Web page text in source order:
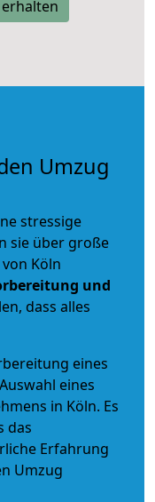
Umzug
stressige
sie über große
Köln
und
dass alles
eines
eines
in Köln. Es
das
Erfahrung
Umzug